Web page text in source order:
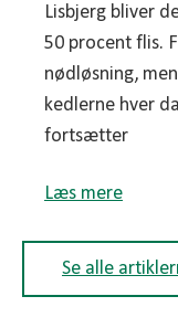
Lisbjerg bliver
50 procent flis.
nødløsning,
kedlerne hver
fortsætter
Læs mere
Se alle